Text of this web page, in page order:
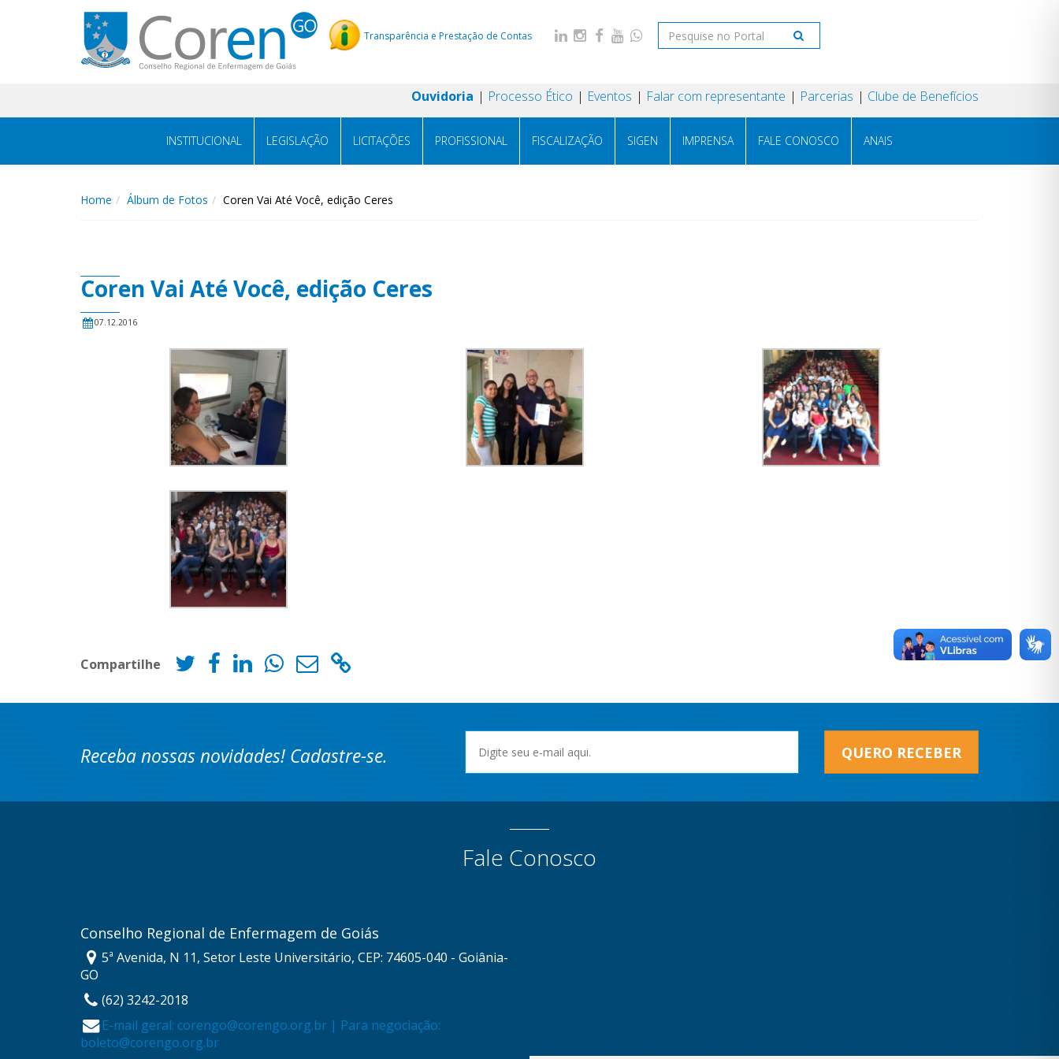
Transparência e Prestação de Contas
Ouvidoria Processo Ético Eventos Falar com representante Parcerias Clube de Benefícios
INSTITUCIONAL LEGISLAÇÃO LICITAÇÕES PROFISSIONAL FISCALIZAÇÃO SIGEN IMPRENSA FALE CONOSCO ANAIS
Home Álbum de Fotos Coren Vai Até Você, edição Ceres
Coren Vai Até Você, edição Ceres
07.12.2016
Compartilhe
Receba nossas novidades! Cadastre-se. QUERO RECEBER
Fale Conosco
Conselho Regional de Enfermagem de Goiás
5ª Avenida, N 11, Setor Leste Universitário, CEP: 74605-040 - Goiânia-
GO
(62) 3242-2018
E-mail geral: corengo@corengo.org.br | Para negociação:
boleto@corengo.org.br